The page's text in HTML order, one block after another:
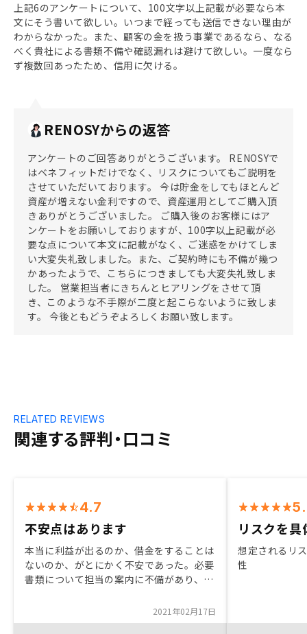
上記6のアンケートについて、100文字以上記載が必要なら本
文にそう書いて欲しい。いつまで経っても送信できない理由が
わからなかった。また、顧客の金を扱う事業であるなら、なる
べく貴社による書類不備や確認漏れは避けて欲しい。一度なら
ず複数回あったため、信用に欠ける。
RENOSYからの返答
アンケートのご回答ありがとうございます。 RENOSYで
はベネフィットだけでなく、リスクについてもご説明を
させていただいております。 今は貯金をしてもほとんど
資産が増えない金利ですので、資産運用としてご購入頂
きありがとうございました。 ご購入後のお客様にはア
ンケートをお願いしておりますが、100字以上記載が必
要な点について本文に記載がなく、ご迷惑をかけてしま
い大変失礼致しました。また、ご契約時にも不備が幾つ
かあったようで、こちらにつきましても大変失礼致しま
した。 営業担当者にきちんとヒアリングをさせて頂
き、このような不手際が二度と起こらないように致しま
す。 今後ともどうぞよろしくお願い致します。
関連する評判・口コミ
RELATED REVIEWS
4.7
不安点はあります
本当に利益が出るのか、借金をすることは
ないのか、がとにかく不安であった。必要
書類について担当の案内に不備があり、お
2021年02月17日
リスクを
想定されるリ
性